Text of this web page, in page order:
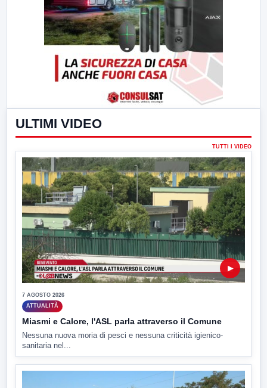
ULTIMI VIDEO
TUTTI I VIDEO
▶
7 AGOSTO 2026
ATTUALITÀ
Miasmi e Calore, l'ASL parla attraverso il Comune
Nessuna nuova moria di pesci e nessuna criticità igienico-
sanitaria nel...